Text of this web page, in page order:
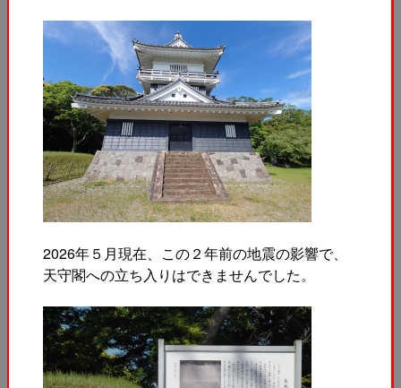
2026年５月現在、この２年前の地震の影響で、
天守閣への立ち入りはできませんでした。